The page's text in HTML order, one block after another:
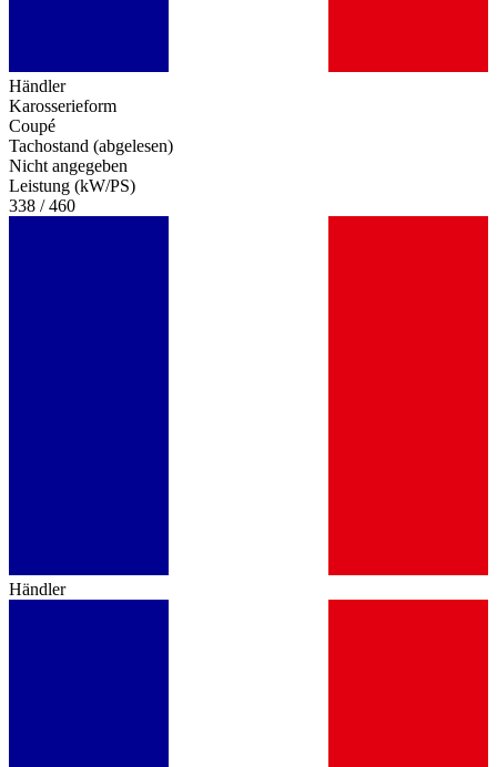
Händler
Karosserieform
Coupé
Tachostand (abgelesen)
Nicht angegeben
Leistung (kW/PS)
338 / 460
Händler